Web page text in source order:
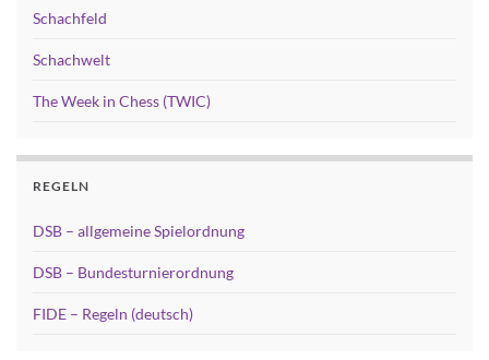
Schachfeld
Schachwelt
The Week in Chess (TWIC)
REGELN
DSB – allgemeine Spielordnung
DSB – Bundesturnierordnung
FIDE – Regeln (deutsch)